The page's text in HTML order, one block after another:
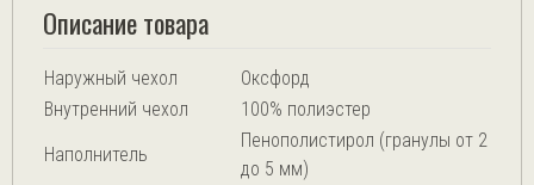
Описание товара
Наружный чехол
Оксфорд
Внутренний чехол
100% полиэстер
Наполнитель
Пенополистирол (гранулы от 2
до 5 мм)